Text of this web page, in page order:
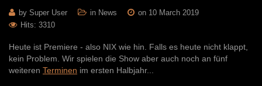
by Super User in News
on 10 March 2019
Hits: 3310
Heute ist Premiere - also NIX wie hin. Falls es heute nicht klappt,
kein Problem. Wir spielen die Show aber auch noch an fünf
weiteren Terminen im ersten Halbjahr...